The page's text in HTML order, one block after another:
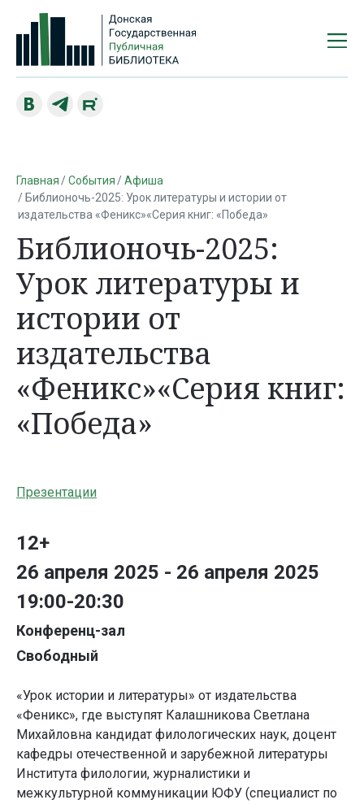
Главная События
Афиша
Библионочь-2025: Урок литературы и истории от
издательства «Феникс»«Серия книг: «Победа»
Библионочь-2025:
Урок литературы и
истории от
издательства
«Феникс»«Серия книг:
«Победа»
Презентации
12+
26 апреля 2025 - 26 апреля 2025
19:00-20:30
Конференц-зал
Свободный
«Урок истории и литературы» от издательства
«Феникс», где выступят Калашникова Светлана
Михайловна кандидат филологических наук, доцент
кафедры отечественной и зарубежной литературы
Института филологии, журналистики и
межкультурной коммуникации ЮФУ (специалист по